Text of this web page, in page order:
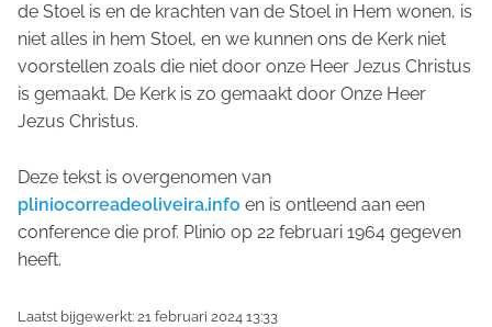
de Stoel is en de krachten van de Stoel in Hem wonen, is
niet alles in hem Stoel, en we kunnen ons de Kerk niet
voorstellen zoals die niet door onze Heer Jezus Christus
is gemaakt. De Kerk is zo gemaakt door Onze Heer
Jezus Christus.
Deze tekst is overgenomen van
pliniocorreadeoliveira.info en is ontleend aan een
conference die prof. Plinio op 22 februari 1964 gegeven
heeft.
Laatst bijgewerkt: 21 februari 2024 13:33